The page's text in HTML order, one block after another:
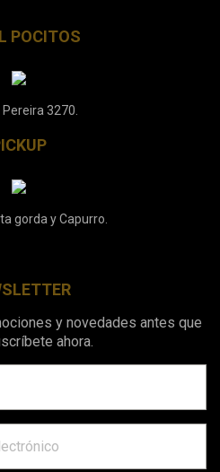
POCITOS
3270.
gorda y Capurro.
y novedades antes que
ahora.